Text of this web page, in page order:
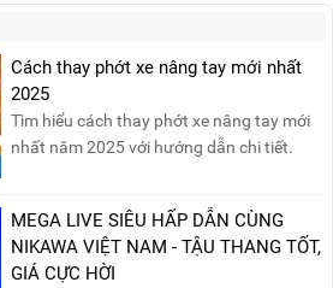
Cách thay phớt xe nâng tay mới nhất
2025
Tìm hiểu cách thay phớt xe nâng tay mới
nhất năm 2025 với hướng dẫn chi tiết.
phớt đúng cách, giúp xe nâng hoạt động
hiệu quả và bền lâu!
MEGA LIVE SIÊU HẤP DẪN CÙNG
NIKAWA VIỆT NAM - TẬU THANG TỐT,
GIÁ CỰC HỜI